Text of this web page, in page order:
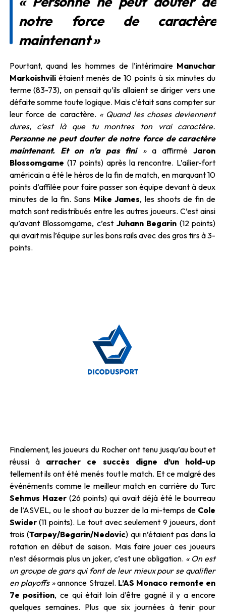
notre force de caractère
maintenant »
Pourtant, quand les hommes de l’intérimaire Manuchar
Markoishviliétaient menés de 10 points à six minutes du
terme (83-73), on pensait qu’ils allaient se diriger vers une
défaite somme toute logique. Mais c’était sans compter sur
leur force de caractère. « Quand les choses deviennent
dures, c’est là que tu montres ton vrai caractère.
Personne ne peut douter de notre force de caractère
maintenant. Et on n’a pas fini»a affirméJaron
Blossomgame (17 points) après la rencontre. L’ailier-fort
américain a été le héros de la fin de match, en marquant 10
points d’affilée pour faire passer son équipe devant à deux
minutes de la fin. Sans Mike James, les shoots de fin de
match sont redistribués entre les autres joueurs. C’est ainsi
qu’avant Blossomgame, c’estJuhann Begarin (12 points)
qui avait mis l’équipe sur les bons rails avec des gros tirs à 3-
points.
Finalement, les joueurs du Rocher ont tenu jusqu’au bout et
réussi à arracher ce succès digne d’un hold-up
tellement ils ont été menés tout le match. Et ce malgré des
événéments comme le meilleur match en carrière du Turc
Sehmus Hazer(26 points) qui avait déjà été le bourreau
de l’ASVEL, ou le shoot au buzzer de la mi-temps de Cole
Swider(11 points). Le tout avec seulement 9 joueurs, dont
trois (Tarpey/Begarin/Nedovic) qui n’étaient pas dans la
rotation en début de saison. Mais faire jouer ces joueurs
n’est désormais plus un joker, c’est une obligation. « On est
un groupe de gars qui font de leur mieux pour se qualifier
en playoffs »annonce Strazel. L’AS Monaco remonte en
7e position, ce qui était loin d’être gagné il y a encore
quelques semaines. Plus que six journées à tenir pour